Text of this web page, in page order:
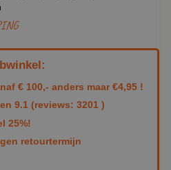
€ 100,- anders maar €4,95 !
9.1 (reviews: 3201 )
25%!
retourtermijn